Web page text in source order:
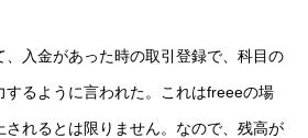
入金があった時の取引登録で、科目の
するように言われた。これはfreeeの場
れるとは限りません。なので、残高が